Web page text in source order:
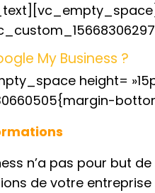
My Business ?
height=
n’a pas pour but
de votre